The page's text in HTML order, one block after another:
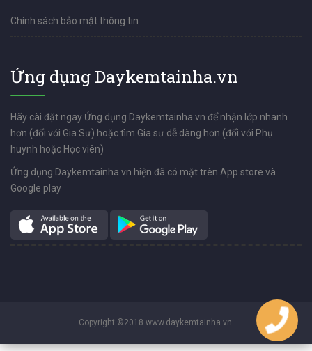
Chính sách bảo mật thông tin
Ứng dụng Daykemtainha.vn
Hãy cài đặt ngay Ứng dụng Daykemtainha.vn để nhận lớp nhanh
hơn (đối với Gia Sư) hoặc tìm Gia sư dễ dàng hơn (đối với Phụ
huynh hoặc Học viên)
Ứng dụng Daykemtainha.vn hiện đã có mặt trên App store và
Google play
Copyright ©2018 www.daykemtainha.vn.